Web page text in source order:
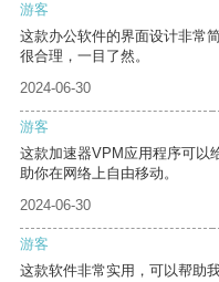
游客
这款办公软件的界面设计非常
很合理，一目了然。
2024-06-30
游客
这款加速器VPM应用程序可以
助你在网络上自由移动。
2024-06-30
游客
这款软件非常实用，可以帮助